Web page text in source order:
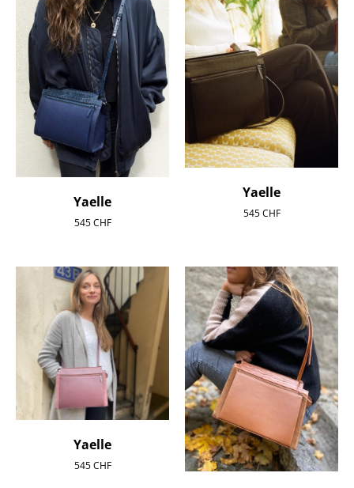
Yaelle
545CHF
Yaelle
545CHF
Yaelle
545CHF